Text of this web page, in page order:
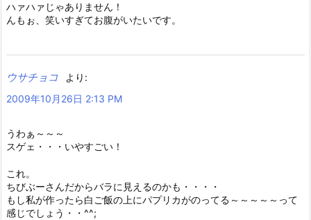
ハァハァじゃありません！
んもぉ、笑いすぎてお腹がいたいです。
ウサチョコ
より:
2009年10月26日 2:13 PM
うわぁ～～～
スゲェ・・・いやすごい！
これ。
ちびぶーさんだからバラに見えるのかも・・・・
もし私が作ったら白ご飯の上にパプリカがのってる～～～～～って
感じでしょう・・^^;